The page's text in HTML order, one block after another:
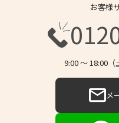
お客様
9:00 〜 18:00（
メ